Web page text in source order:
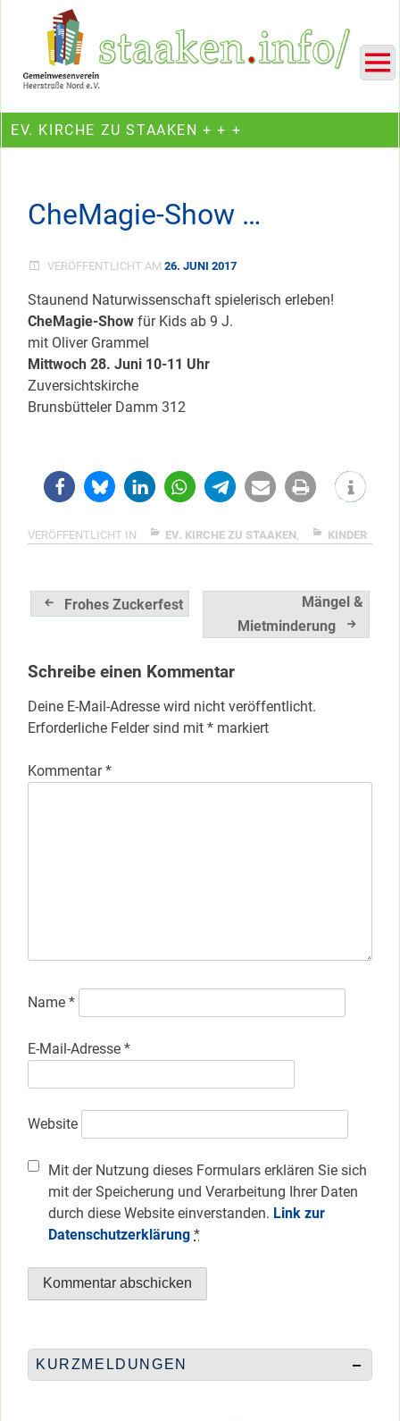
Ein Projekt des Gemeinwesenvereins Heerstraße Nord
EV. KIRCHE ZU STAAKEN + + +
CheMagie-Show …
VERÖFFENTLICHT AM 26. JUNI 2017
Staunend Naturwissenschaft spielerisch erleben!
CheMagie-Show für Kids ab 9 J.
mit Oliver Grammel
Mittwoch 28. Juni 10-11 Uhr
Zuversichtskirche
Brunsbütteler Damm 312
VERÖFFENTLICHT IN EV. KIRCHE ZU STAAKEN, KINDER
Beitragsnavigation
Frohes Zuckerfest
Mängel &
Mietminderung
Schreibe einen Kommentar
Deine E-Mail-Adresse wird nicht veröffentlicht.
Erforderliche Felder sind mit * markiert
Kommentar*
Name *
E-Mail-Adresse *
Website
Mit der Nutzung dieses Formulars erklären Sie sich
mit der Speicherung und Verarbeitung Ihrer Daten
durch diese Website einverstanden. Link zur
Datenschutzerklärung *
KURZMELDUNGEN